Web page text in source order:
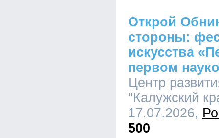
Открой
стороны:
искусства
первом
Центр
"Калужский
17.07.2026,
500